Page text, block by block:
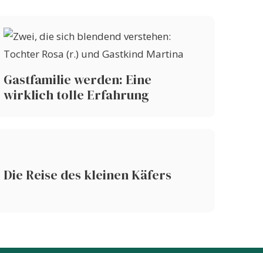
Gastfamilie werden: Eine
wirklich tolle Erfahrung
Die Reise des kleinen Käfers